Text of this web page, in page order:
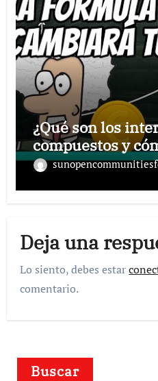
¿Qué son los
compuestos y
Deja una
Lo siento, debes estar
comentario.
Buscar